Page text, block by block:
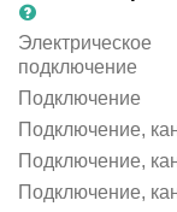
Электрическое
подключение
Подключение
Подключение,
Подключение,
Подключение,